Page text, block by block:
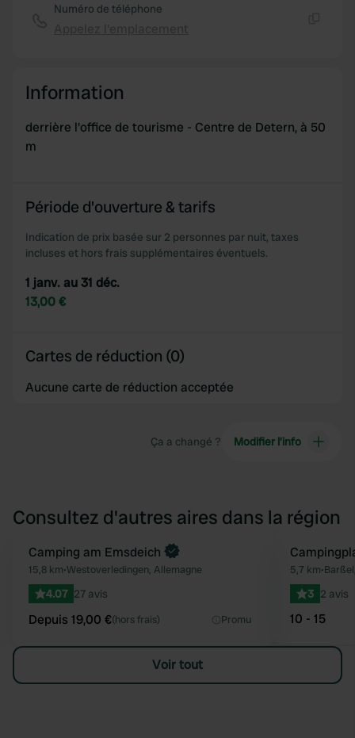
Numéro de téléphone
Information
derrière l'office de tourisme - Centre de Detern, à 50
m
Période d'ouverture & tarifs
Indication de prix basée sur 2 personnes par nuit, taxes
incluses et hors frais supplémentaires éventuels.
1 janv. au 31 déc.
13,00 €
Cartes de réduction (0)
Aucune carte de réduction acceptée
Ça a changé ? Modifier l’info
Consultez d'autres aires dans la région
Préféré
Reserve maintenant
Camping am Emsdeich
15,8 km•Westoverledingen, Allemagne
4.07 27 avis
Depuis 19,00 €(hors frais) Promu
5,7 km•
3 2 avis
10 - 15
Voir tout